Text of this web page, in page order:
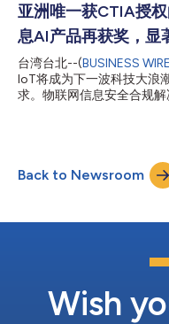
年度最佳IT公司银牌等殊
2025年，全球应用安全市
合增长率为17.7%；市场增
击、员工使用自带设备
政府网络安全法规，以及
服务与威胁情报等解决方
光钧表示：“不断被披露的
亚洲唯一获CTIA授
息AI产品再获奖，显
台湾台北--(BUSINESS WIRE
IoT将成为下一波科技大浪
求。物联网信息安全合规
证。此外，仲至信息自主
勇夺Info Security Products
InfoSec Awards 2020两
的，更容易存在软件与网
的信息安全。仲至信息总
创新应用，将导致网络攻
Back to Newsroom
Wish